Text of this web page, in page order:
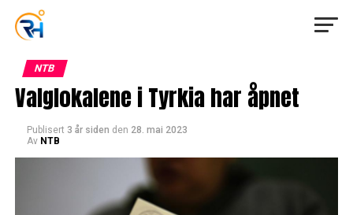
NTB
Valglokalene i Tyrkia har åpnet
Publisert 3 år siden den 28. mai 2023
Av NTB